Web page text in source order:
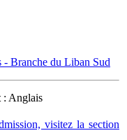
- Branche du Liban Sud
: Anglais
visitez la section